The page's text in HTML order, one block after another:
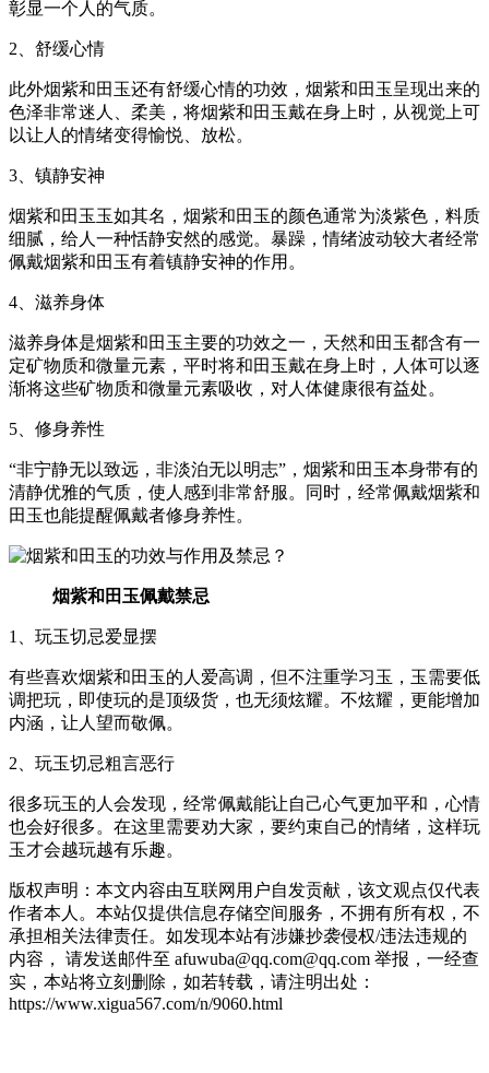
彰显一个人的气质。
2、舒缓心情
此外烟紫和田玉还有舒缓心情的功效，烟紫和田玉呈现出来的
色泽非常迷人、柔美，将烟紫和田玉戴在身上时，从视觉上可
以让人的情绪变得愉悦、放松。
3、镇静安神
烟紫和田玉玉如其名，烟紫和田玉的颜色通常为淡紫色，料质
细腻，给人一种恬静安然的感觉。暴躁，情绪波动较大者经常
佩戴烟紫和田玉有着镇静安神的作用。
4、滋养身体
滋养身体是烟紫和田玉主要的功效之一，天然和田玉都含有一
定矿物质和微量元素，平时将和田玉戴在身上时，人体可以逐
渐将这些矿物质和微量元素吸收，对人体健康很有益处。
5、修身养性
“非宁静无以致远，非淡泊无以明志”，烟紫和田玉本身带有的
清静优雅的气质，使人感到非常舒服。同时，经常佩戴烟紫和
田玉也能提醒佩戴者修身养性。
烟紫和田玉佩戴禁忌
1、玩玉切忌爱显摆
有些喜欢烟紫和田玉的人爱高调，但不注重学习玉，玉需要低
调把玩，即使玩的是顶级货，也无须炫耀。不炫耀，更能增加
内涵，让人望而敬佩。
2、玩玉切忌粗言恶行
很多玩玉的人会发现，经常佩戴能让自己心气更加平和，心情
也会好很多。在这里需要劝大家，要约束自己的情绪，这样玩
玉才会越玩越有乐趣。
版权声明：本文内容由互联网用户自发贡献，该文观点仅代表
作者本人。本站仅提供信息存储空间服务，不拥有所有权，不
承担相关法律责任。如发现本站有涉嫌抄袭侵权/违法违规的
内容， 请发送邮件至 afuwuba@qq.com@qq.com 举报，一经查
实，本站将立刻删除，如若转载，请注明出处：
https://www.xigua567.com/n/9060.html